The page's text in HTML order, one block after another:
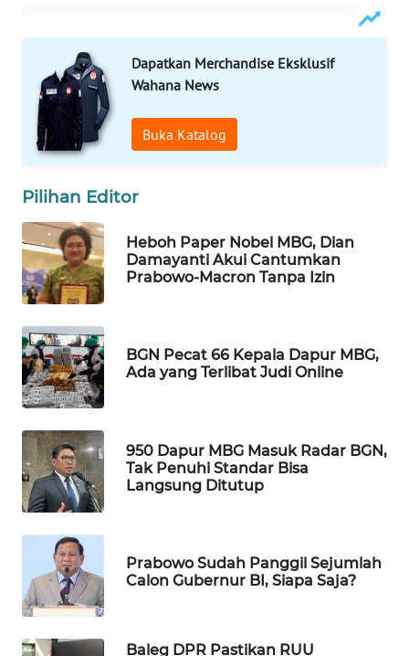
Dapatkan Merchandise Eksklusif
Wahana News
Buka Katalog
Pilihan Editor
Heboh Paper Nobel MBG, Dian
Damayanti Akui Cantumkan
Prabowo-Macron Tanpa Izin
BGN Pecat 66 Kepala Dapur MBG,
Ada yang Terlibat Judi Online
950 Dapur MBG Masuk Radar BGN,
Tak Penuhi Standar Bisa
Langsung Ditutup
Prabowo Sudah Panggil Sejumlah
Calon Gubernur BI, Siapa Saja?
Baleg DPR Pastikan RUU
WAHANANEWS
ID
WAHANANEWS
CO ID
WAHANANEWS
NET
WAHANA
SPORT
WAHANA
UMKM
WAHANA
WAHANA
PERSONA
WAHANA
OTOMOTIF
WAHANA